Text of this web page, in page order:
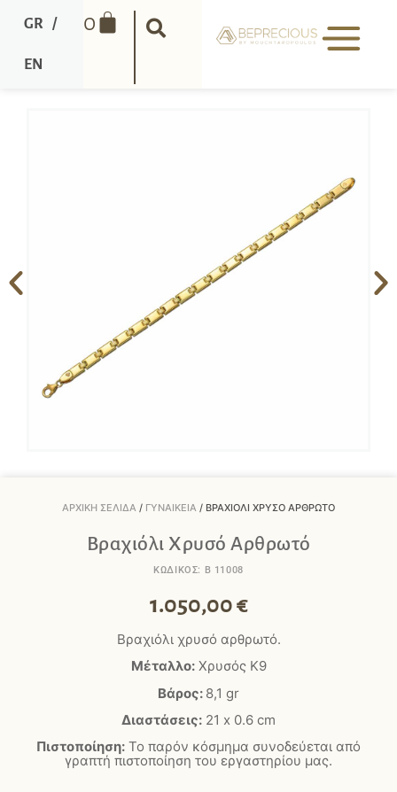
0
GR /
EN
ΑΡΧΙΚΉ ΣΕΛΊΔΑ / ΓΥΝΑΙΚΕΊΑ / ΒΡΑΧΙΌΛΙ ΧΡΥΣΌ ΑΡΘΡΩΤΌ
Βραχιόλι Χρυσό Αρθρωτό
ΚΩΔΙΚΟΣ: B 11008
1.050,00€
Βραχιόλι χρυσό αρθρωτό.
Μέταλλο:Χρυσός Κ9
Βάρος: 8,1 gr
Διαστάσεις: 21 x 0.6 cm
Πιστοποίηση: Το παρόν κόσμημα συνοδεύεται από
γραπτή πιστοποίηση του εργαστηρίου μας.